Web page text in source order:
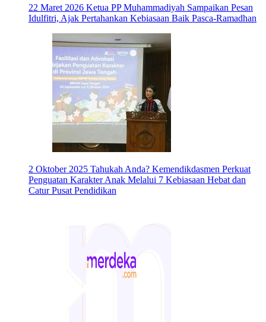
22 Maret 2026 Ketua PP Muhammadiyah Sampaikan Pesan
Idulfitri, Ajak Pertahankan Kebiasaan Baik Pasca-Ramadhan
2 Oktober 2025 Tahukah Anda? Kemendikdasmen Perkuat
Penguatan Karakter Anak Melalui 7 Kebiasaan Hebat dan
Catur Pusat Pendidikan